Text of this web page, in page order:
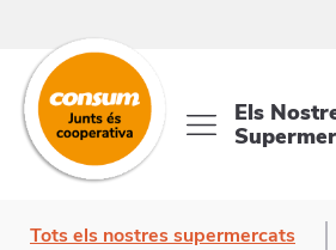
Els
Tots els nostres supermercats